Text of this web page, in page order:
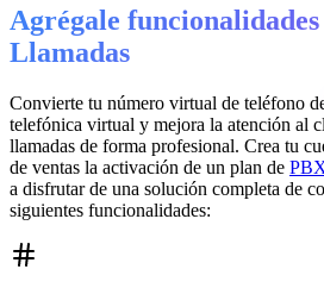
Agrégale funcionalidades
Llamadas
Convierte tu número virtual de teléfono
telefónica virtual y mejora la atención al
llamadas de forma profesional. Crea tu
de ventas la activación de un plan de
a disfrutar de una solución completa de
siguientes funcionalidades: